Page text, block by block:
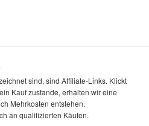
sind, sind Affiliate-Links. Klickt
Kauf zustande, erhalten wir eine
Mehrkosten entstehen.
an qualifizierten Käufen.